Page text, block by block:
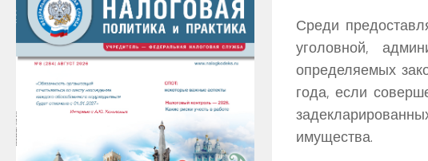
Среди
уголовной,
определяемых
года, если
имущества.